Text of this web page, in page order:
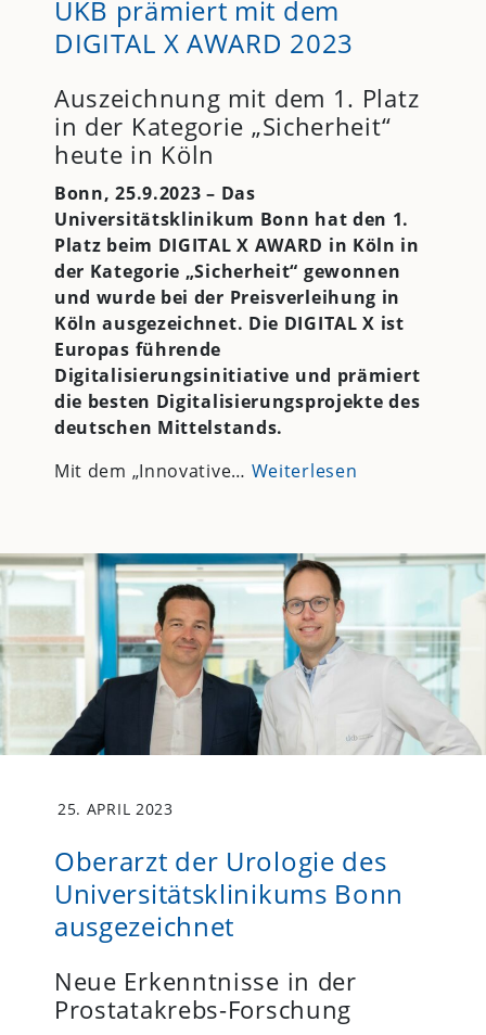
UKB prämiert mit dem
DIGITAL X AWARD 2023
Auszeichnung mit dem 1. Platz
in der Kategorie „Sicherheit“
heute in Köln
Bonn, 25.9.2023 – Das
Universitätsklinikum Bonn hat den 1.
Platz beim DIGITAL X AWARD in Köln in
der Kategorie „Sicherheit“ gewonnen
und wurde bei der Preisverleihung in
Köln ausgezeichnet. Die DIGITAL X ist
Europas führende
Digitalisierungsinitiative und prämiert
die besten Digitalisierungsprojekte des
deutschen Mittelstands.
Mit dem „Innovative… Weiterlesen
25. APRIL 2023
Oberarzt der Urologie des
Universitätsklinikums Bonn
ausgezeichnet
Neue Erkenntnisse in der
Prostatakrebs-Forschung